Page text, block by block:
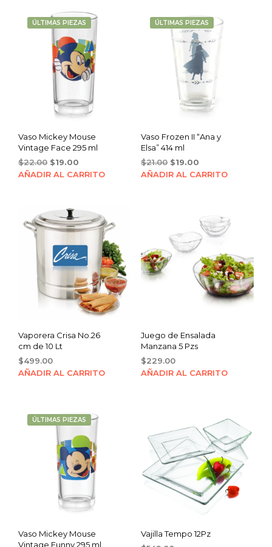
ÚLTIMAS PIEZAS
Vaso Mickey Mouse
Vintage Face 295 ml
$22.00 Original
price
$19.00
price
AÑADIR AL CARRITO
ÚLTIMAS PIEZAS
Vaso Frozen II “Ana y
Elsa” 414 ml
$21.00 Original
price
$19.00Current
price
AÑADIR AL CARRITO
Vaporera Crisa No.26
cm de 10 Lt
$499.00
AÑADIR AL CARRITO
Juego de Ensalada
Manzana 5 Pzs
$229.00
AÑADIR AL CARRITO
ÚLTIMAS PIEZAS
Vaso Mickey Mouse
Vintage Funny 295 ml
Vajilla Tempo 12Pz